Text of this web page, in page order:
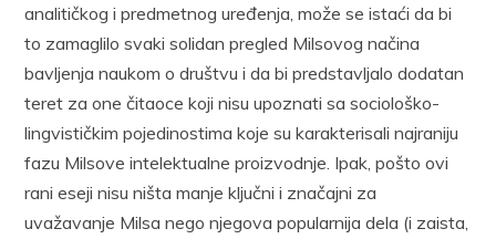
analitičkog i predmetnog uređenja, može se istaći da bi
to zamaglilo svaki solidan pregled Milsovog načina
bavljenja naukom o društvu i da bi predstavljalo dodatan
teret za one čitaoce koji nisu upoznati sa sociološko-
lingvističkim pojedinostima koje su karakterisali najraniju
fazu Milsove intelektualne proizvodnje. Ipak, pošto ovi
rani eseji nisu ništa manje ključni i značajni za
uvažavanje Milsa nego njegova popularnija dela (i zaista,